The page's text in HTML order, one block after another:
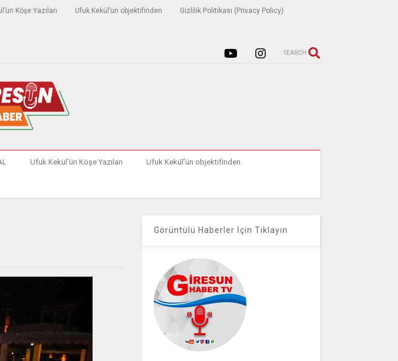
Köşe Yazıları Ufuk Kekül’ün objektifinden Gizlilik Politikası (Privacy Policy)
SEARCH
Ufuk Kekül’ün Köşe Yazıları Ufuk Kekül’ün objektifinden
Görüntülü Haberler İçin Tıklayın